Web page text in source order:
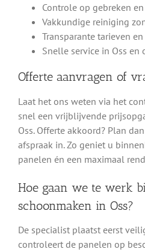
Controle op gebreken
Vakkundige reiniging
Transparante tarieven
Snelle service in Oss en
Offerte aanvragen of
Laat het ons weten via het
snel een vrijblijvende
Oss. Offerte akkoord? Plan
afspraak in. Zo geniet u
panelen én een maximaal
Hoe gaan we te werk
schoonmaken in Oss?
De specialist plaatst eerst
controleert de panelen op